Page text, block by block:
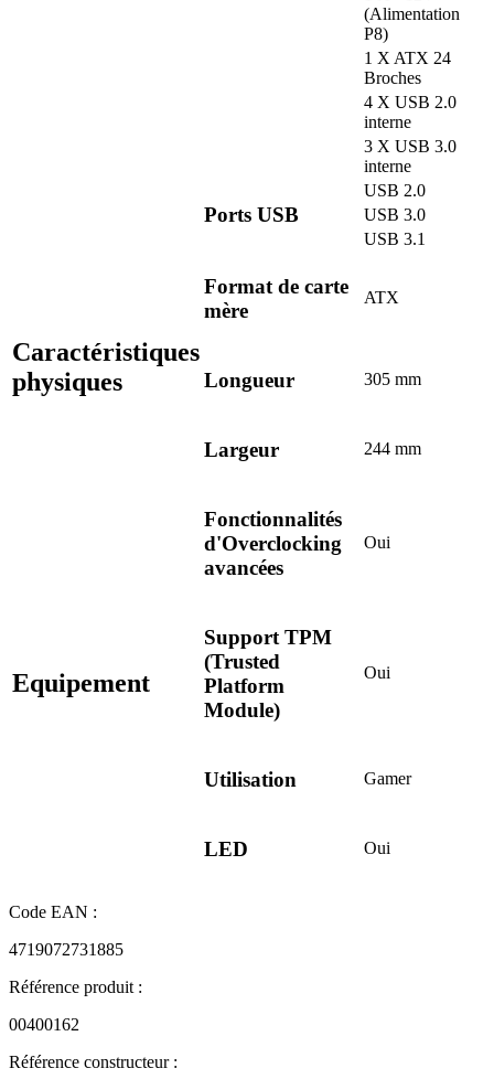
(Alimentation
P8)
1 X ATX 24
Broches
4 X USB 2.0
interne
3 X USB 3.0
interne
Ports USB
USB 2.0
USB 3.0
USB 3.1
Caractéristiques
physiques
Format de carte
mère
ATX
Longueur 305 mm
Largeur 244 mm
Equipement
Fonctionnalités
d'Overclocking
avancées
Oui
Support TPM
(Trusted
Platform
Module)
Oui
Utilisation Gamer
LED Oui
Code EAN :
4719072731885
Référence produit :
00400162
Référence constructeur :